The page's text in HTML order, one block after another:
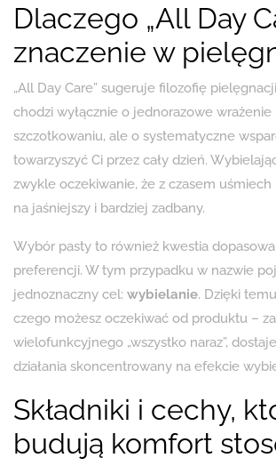
Dlaczego „All Day
znaczenie w
„All Day Care” sugeruje filozofię
chodzi wyłącznie o jednorazowe wrażenie
szczotkowaniu, ale o systematyczne
towarzyszyć Ci przez cały dzień.
zwykle oczekiwanie, że z czasem uśmiech
na jaśniejszy i bardziej zadbany.
Wybór pasty to również kwestia
preferencji. W tym przypadku w nazwie
jednoznaczny cel: wybielanie. Dzięki
czego możesz oczekiwać od produktu –
wielofunkcyjnego „wszystko naraz”,
działania skoncentrowany na efekcie
Składniki i cechy,
budują komfort